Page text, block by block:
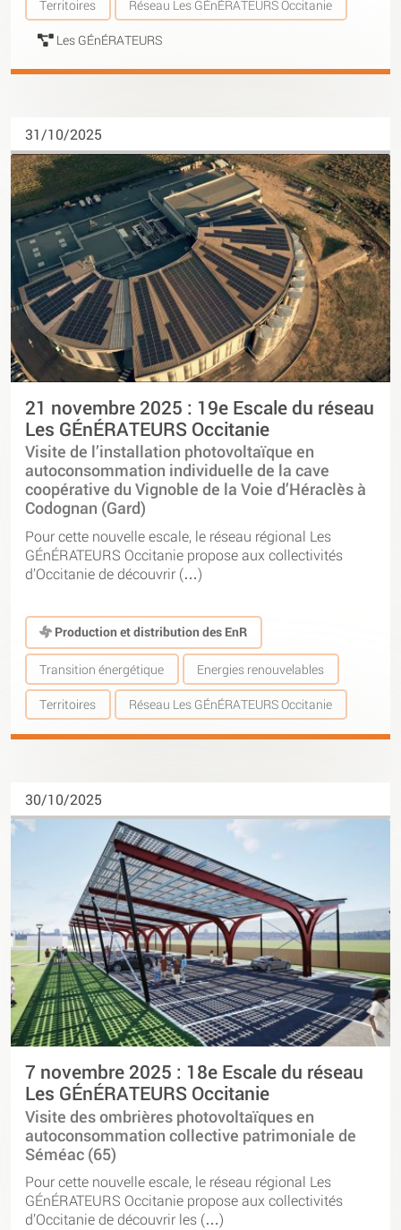
Territoires Réseau Les GÉnÉRATEURS Occitanie
Les GÉnÉRATEURS
31/10/2025
21 novembre 2025 : 19e Escale du réseau
Les GÉnÉRATEURS Occitanie
Visite de l’installation photovoltaïque en
autoconsommation individuelle de la cave
coopérative du Vignoble de la Voie d’Héraclès à
Codognan (Gard)
Pour cette nouvelle escale, le réseau régional Les
GÉnÉRATEURS Occitanie propose aux collectivités
d’Occitanie de découvrir (…)
Production et distribution des EnR
Transition énergétique Energies renouvelables
Territoires Réseau Les GÉnÉRATEURS Occitanie
30/10/2025
7 novembre 2025 : 18e Escale du réseau
Les GÉnÉRATEURS Occitanie
Visite des ombrières photovoltaïques en
autoconsommation collective patrimoniale de
Séméac (65)
Pour cette nouvelle escale, le réseau régional Les
GÉnÉRATEURS Occitanie propose aux collectivités
d’Occitanie de découvrir les (…)